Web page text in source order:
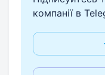
компанії в